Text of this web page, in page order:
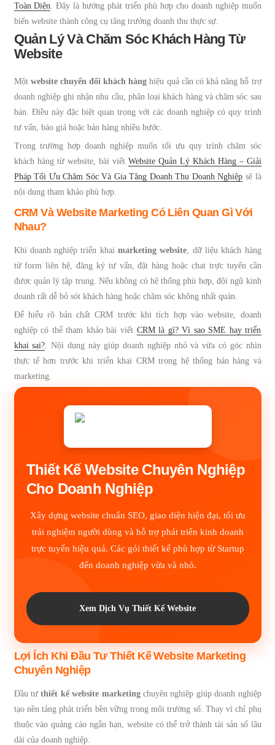
Toàn Diện . Đây là hướng phát triển phù hợp cho doanh nghiệp muốn
biến website thành công cụ tăng trưởng doanh thu thực sự.
Quản Lý Và Chăm Sóc Khách Hàng Từ
Website
Một website chuyển đổi khách hàng hiệu quả cần có khả năng hỗ trợ
doanh nghiệp ghi nhận nhu cầu, phân loại khách hàng và chăm sóc sau
bán. Điều này đặc biệt quan trọng với các doanh nghiệp có quy trình
tư vấn, báo giá hoặc bán hàng nhiều bước.
Trong trường hợp doanh nghiệp muốn tối ưu quy trình chăm sóc
khách hàng từ website, bài viết Website Quản Lý Khách Hàng – Giải
Pháp Tối Ưu Chăm Sóc Và Gia Tăng Doanh Thu Doanh Nghiệp sẽ là
nội dung tham khảo phù hợp.
CRM Và Website Marketing Có Liên Quan Gì Với
Nhau?
Khi doanh nghiệp triển khai marketing website , dữ liệu khách hàng
từ form liên hệ, đăng ký tư vấn, đặt hàng hoặc chat trực tuyến cần
được quản lý tập trung. Nếu không có hệ thống phù hợp, đội ngũ kinh
doanh rất dễ bỏ sót khách hàng hoặc chăm sóc không nhất quán.
Để hiểu rõ bản chất CRM trước khi tích hợp vào website, doanh
nghiệp có thể tham khảo bài viết CRM là gì? Vì sao SME hay triển
khai sai? . Nội dung này giúp doanh nghiệp nhỏ và vừa có góc nhìn
thực tế hơn trước khi triển khai CRM trong hệ thống bán hàng và
marketing.
Thiết Kế Website Chuyên Nghiệp
Cho Doanh Nghiệp
Xây dựng website chuẩn SEO, giao diện hiện đại, tối ưu
trải nghiệm người dùng và hỗ trợ phát triển kinh doanh
trực tuyến hiệu quả. Các gói thiết kế phù hợp từ Startup
đến doanh nghiệp vừa và nhỏ.
Xem Dịch Vụ Thiết Kế Website
Lợi Ích Khi Đầu Tư Thiết Kế Website Marketing
Chuyên Nghiệp
Đầu tưthiết kế website marketingchuyên nghiệp giúp doanh nghiệp
tạo nền tảng phát triển bền vững trong môi trường số. Thay vì chỉ phụ
thuộc vào quảng cáo ngắn hạn, website có thể trở thành tài sản số lâu
dài của doanh nghiệp.